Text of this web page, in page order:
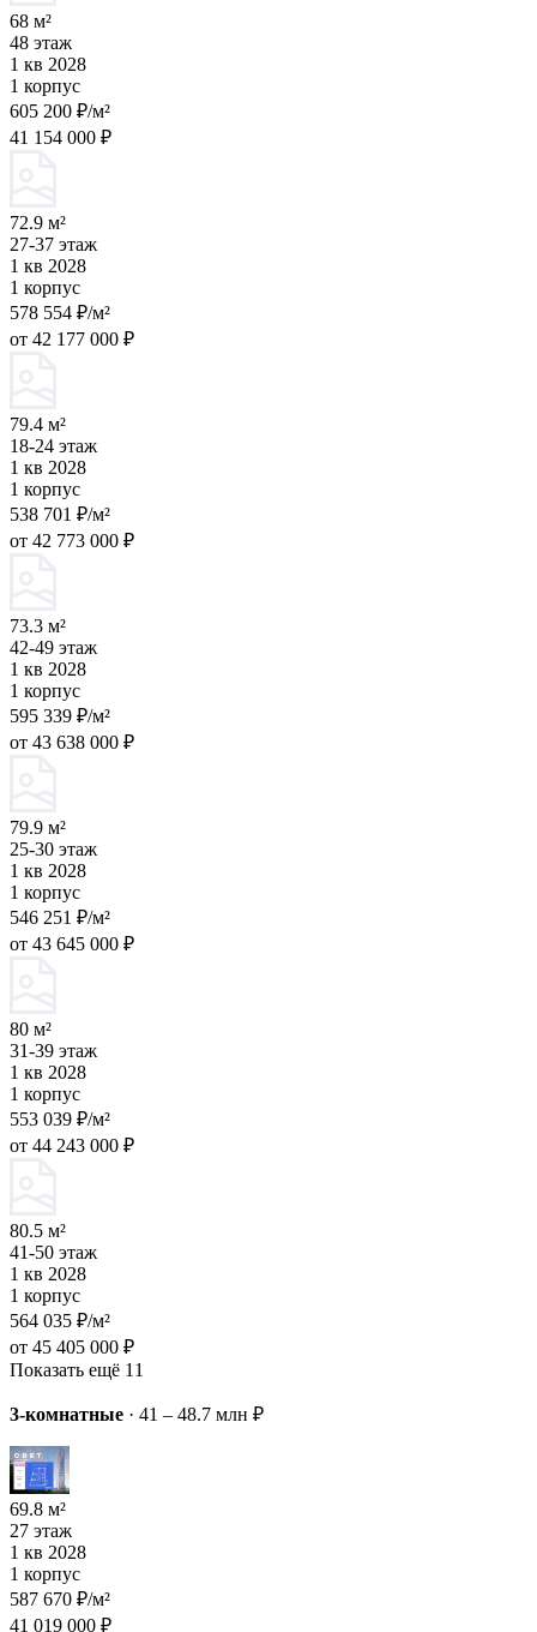
68 м²
48 этаж
1 кв 2028
1 корпус
605 200 ₽/м²
41 154 000 ₽
72.9 м²
27-37 этаж
1 кв 2028
1 корпус
578 554 ₽/м²
от 42 177 000 ₽
79.4 м²
18-24 этаж
1 кв 2028
1 корпус
538 701 ₽/м²
от 42 773 000 ₽
73.3 м²
42-49 этаж
1 кв 2028
1 корпус
595 339 ₽/м²
от 43 638 000 ₽
79.9 м²
25-30 этаж
1 кв 2028
1 корпус
546 251 ₽/м²
от 43 645 000 ₽
80 м²
31-39 этаж
1 кв 2028
1 корпус
553 039 ₽/м²
от 44 243 000 ₽
80.5 м²
41-50 этаж
1 кв 2028
1 корпус
564 035 ₽/м²
от 45 405 000 ₽
Показать ещё 11
3-комнатные · 41 – 48.7 млн ₽
69.8 м²
27 этаж
1 кв 2028
1 корпус
587 670 ₽/м²
41 019 000 ₽